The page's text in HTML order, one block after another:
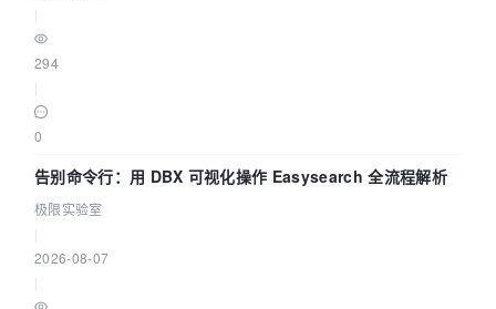
294
0
告别命令行：用 DBX 可视化操作 Easysearch 全流程解析
极限实验室
2026-08-07